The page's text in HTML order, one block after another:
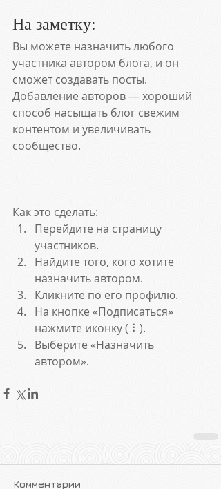
На заметку:
Вы можете назначить любого
участника автором блога, и он
сможет создавать посты.
Добавление авторов — хороший
способ насыщать блог свежим
контентом и увеличивать
сообщество.
Как это сделать:
Перейдите на страницу
участников.
Найдите того, кого хотите
назначить автором.
Кликните по его профилю.
На кнопке «Подписаться»
нажмите иконку ( ⠇).
Выберите «Назначить
автором».
Комментарии